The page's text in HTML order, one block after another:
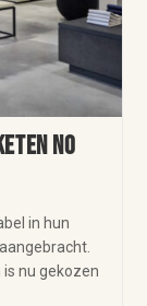
No
in hun
nu gekozen